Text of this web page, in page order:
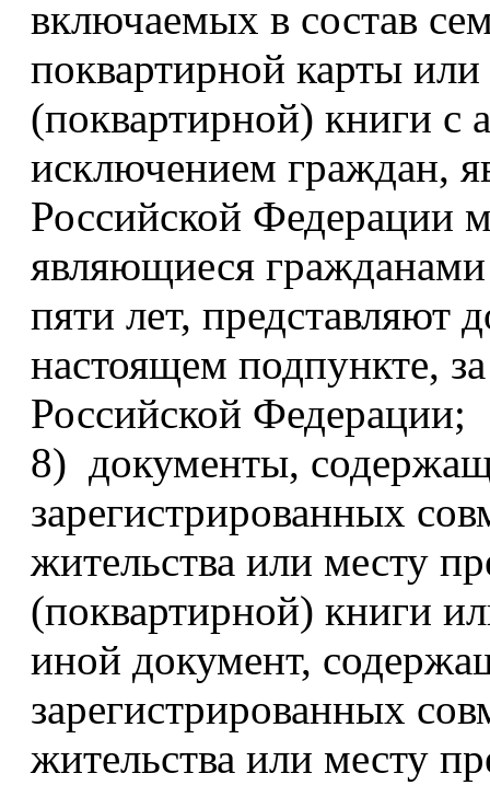
включаемых в состав
поквартирной карты
(поквартирной) книги
исключением граждан,
Российской Федерации
являющиеся
пяти лет, представляют
настоящем подпункте,
Российской Федерации;
8) документы,
зарегистрированных
жительства или месту
(поквартирной) книги
иной документ,
зарегистрированных
жительства или месту